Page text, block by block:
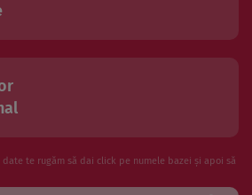
te rugăm să dai click pe numele bazei și apoi să